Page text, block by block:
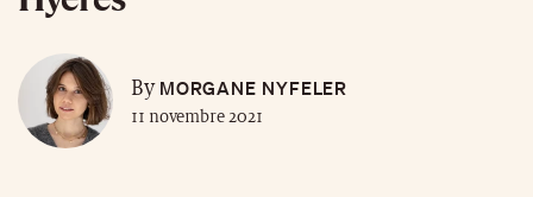
ByMORGANE NYFELER
11 novembre 2021